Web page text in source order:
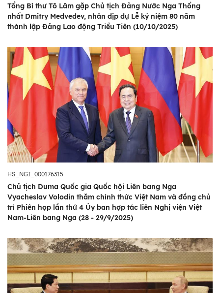
Tổng Bí thư Tô Lâm gặp Chủ tịch Đảng Nước Nga Thống
nhất Dmitry Medvedev, nhân dịp dự Lễ kỷ niệm 80 năm
thành lập Đảng Lao động Triều Tiên (10/10/2025)
HS_NGI_000176315
Chủ tịch Duma Quốc gia Quốc hội Liên bang Nga
Vyacheslav Volodin thăm chính thức Việt Nam và đồng chủ
trì Phiên họp lần thứ 4 Ủy ban hợp tác liên Nghị viện Việt
Nam-Liên bang Nga (28 - 29/9/2025)